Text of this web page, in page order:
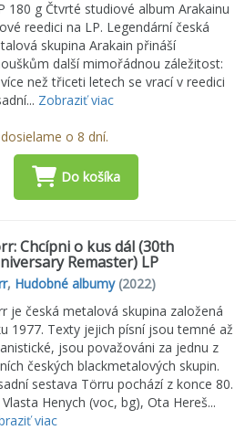
180 g Čtvrté studiové album Arakainu
reedici na LP. Legendární česká
skupina Arakain přináší
další mimořádnou záležitost:
než třiceti letech se vrací v reedici
Zobraziť viac
o 8 dní.
Do košíka
Chcípni o kus dál (30th
Remaster) LP
, Hudobné albumy(2022)
je česká metalová skupina založená
1977. Texty jejich písní jsou temné až
jsou považováni za jednu z
českých blackmetalových skupin.
sestava Törru pochází z konce 80.
Henych (voc, bg), Ota Hereš...
viac